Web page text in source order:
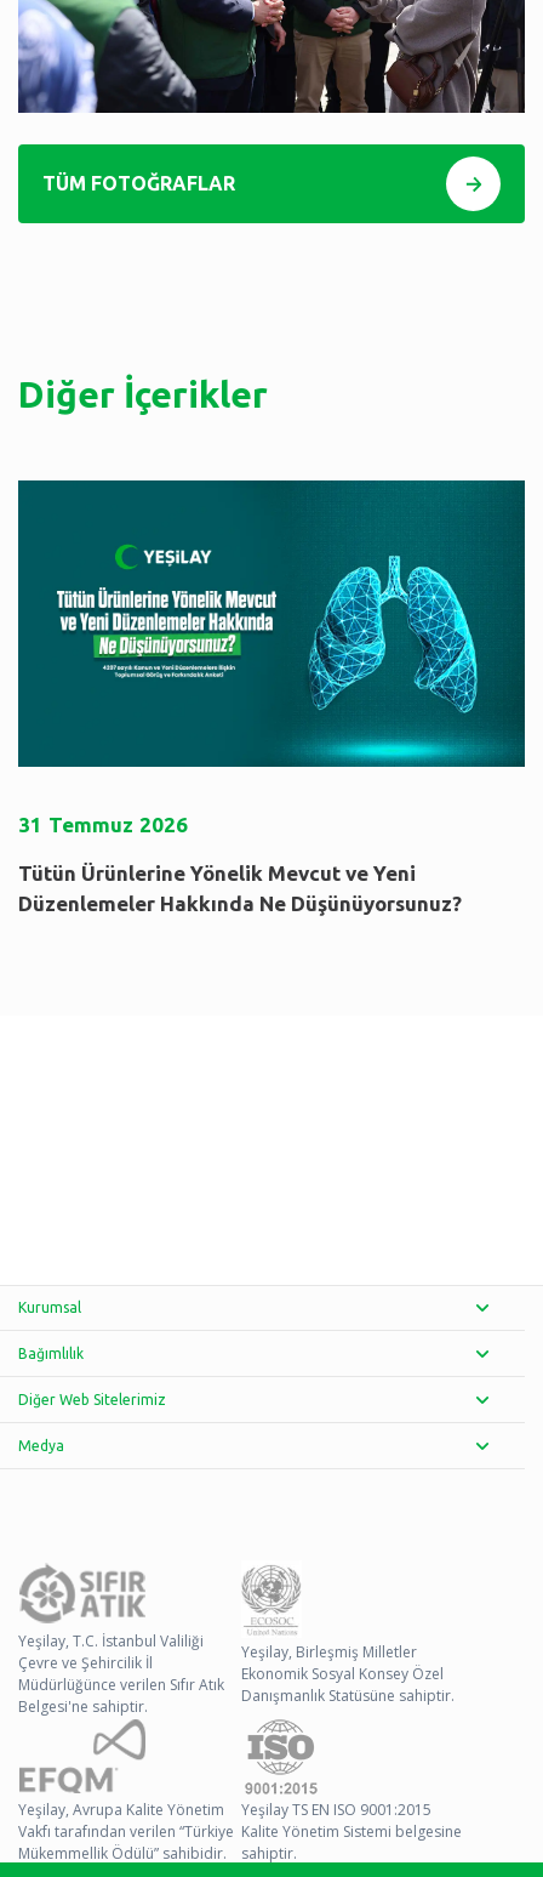
TÜM FOTOĞRAFLAR
Diğer İçerikler
31 Temmuz 2026
Tütün Ürünlerine Yönelik Mevcut ve Yeni
Düzenlemeler Hakkında Ne Düşünüyorsunuz?
Kurumsal
Bağımlılık
Diğer Web Sitelerimiz
Medya
Yeşilay, T.C. İstanbul Valiliği
Çevre ve Şehircilik İl
Müdürlüğünce verilen Sıfır Atık
Belgesi'ne sahiptir.
Yeşilay, Birleşmiş Milletler
Ekonomik Sosyal Konsey Özel
Danışmanlık Statüsüne sahiptir.
Yeşilay, Avrupa Kalite Yönetim
Vakfı tarafından verilen “Türkiye
Mükemmellik Ödülü” sahibidir.
Yeşilay TS EN ISO 9001:2015
Kalite Yönetim Sistemi belgesine
sahiptir.